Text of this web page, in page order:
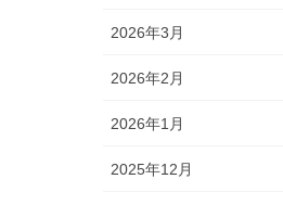
2026年3月
2026年2月
2026年1月
2025年12月